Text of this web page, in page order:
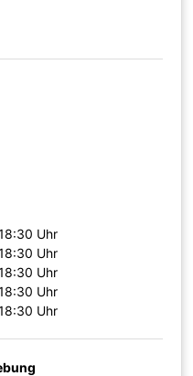
Uhr
Uhr
Uhr
Uhr
Uhr